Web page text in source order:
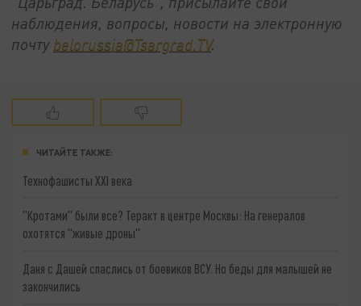
наблюдения, вопросы, новости на электронную
почту belorussia@Tsargrad.TV.
ЧИТАЙТЕ ТАКЖЕ:
Технофашисты XXI века
"Кротами" были все? Теракт в центре Москвы: На генералов
охотятся "живые дроны"
Даня с Дашей спаслись от боевиков ВСУ. Но беды для малышей не
закончились